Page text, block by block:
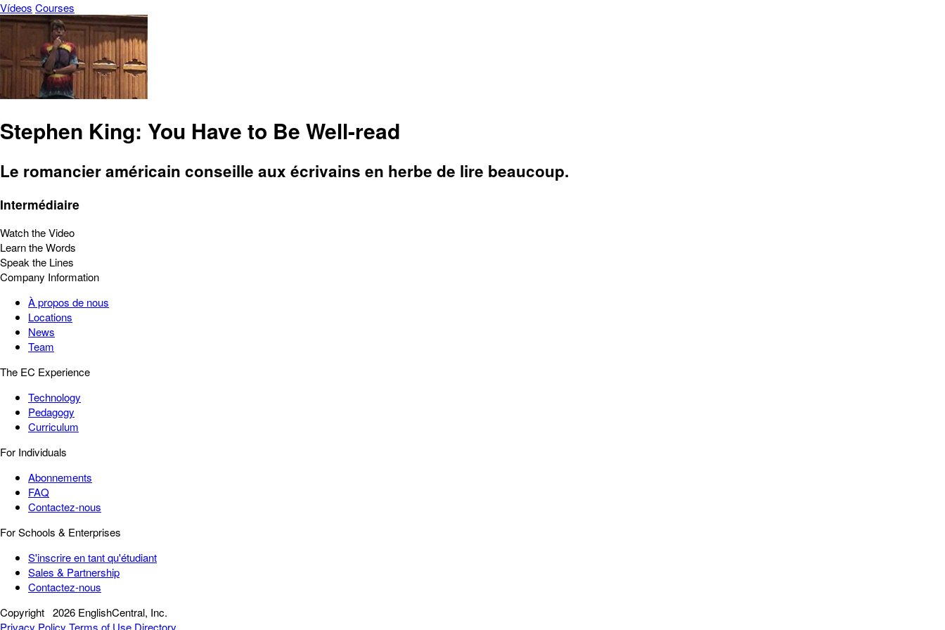
Vídeos Courses
Stephen King: You Have to Be Well-read
Le romancier américain conseille aux écrivains en herbe de lire beaucoup.
Intermédiaire
Watch the Video
Learn the Words
Speak the Lines
Company Information
À propos de nous
Locations
News
Team
The EC Experience
Technology
Pedagogy
Curriculum
For Individuals
Abonnements
FAQ
Contactez-nous
For Schools & Enterprises
S'inscrire en tant qu'étudiant
Sales & Partnership
Contactez-nous
Copyright 2026 EnglishCentral, Inc.